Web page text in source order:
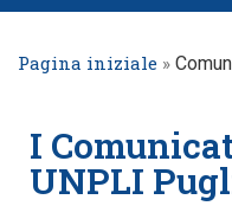
Pagina iniziale »
I
UNPLI